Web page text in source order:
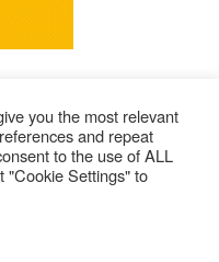
Où Trouver Poly ?
– Magazine Poly – BKN
you the most relevant
and repeat
to the use of ALL
"Cookie Settings" to